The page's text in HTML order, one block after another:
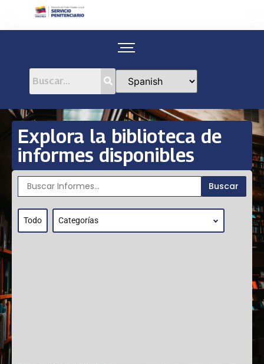
Explora la biblioteca de
informes disponibles
Buscar
Todo Categorías